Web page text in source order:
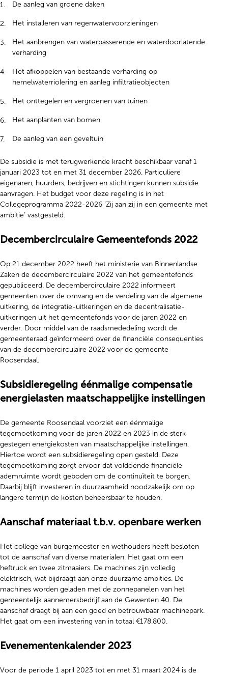
De aanleg van groene daken
Het installeren van regenwatervoorzieningen
Het aanbrengen van waterpasserende en waterdoorlatende
verharding
Het afkoppelen van bestaande verharding op
hemelwaterriolering en aanleg infiltratieobjecten
Het onttegelen en vergroenen van tuinen
Het aanplanten van bomen
De aanleg van een geveltuin
De subsidie is met terugwerkende kracht beschikbaar vanaf 1
januari 2023 tot en met 31 december 2026. Particuliere
eigenaren, huurders, bedrijven en stichtingen kunnen subsidie
aanvragen. Het budget voor deze regeling is in het
Collegeprogramma 2022-2026 ‘Zij aan zij in een gemeente met
ambitie’ vastgesteld.
Decembercirculaire Gemeentefonds 2022
Op 21 december 2022 heeft het ministerie van Binnenlandse
Zaken de decembercirculaire 2022 van het gemeentefonds
gepubliceerd. De decembercirculaire 2022 informeert
gemeenten over de omvang en de verdeling van de algemene
uitkering, de integratie-uitkeringen en de decentralisatie-
uitkeringen uit het gemeentefonds voor de jaren 2022 en
verder. Door middel van de raadsmededeling wordt de
gemeenteraad geïnformeerd over de financiële consequenties
van de decembercirculaire 2022 voor de gemeente
Roosendaal.
Subsidieregeling éénmalige compensatie
energielasten maatschappelijke instellingen
De gemeente Roosendaal voorziet een éénmalige
tegemoetkoming voor de jaren 2022 en 2023 in de sterk
gestegen energiekosten van maatschappelijke instellingen.
Hiertoe wordt een subsidieregeling open gesteld. Deze
tegemoetkoming zorgt ervoor dat voldoende financiële
ademruimte wordt geboden om de continuïteit te borgen.
Daarbij blijft investeren in duurzaamheid noodzakelijk om op
langere termijn de kosten beheersbaar te houden.
Aanschaf materiaal t.b.v. openbare werken
Het college van burgemeester en wethouders heeft besloten
tot de aanschaf van diverse materialen. Het gaat om een
heftruck en twee zitmaaiers. De machines zijn volledig
elektrisch, wat bijdraagt aan onze duurzame ambities. De
machines worden geladen met de zonnepanelen van het
gemeentelijk aannemersbedrijf aan de Gewenten 40. De
aanschaf draagt bij aan een goed en betrouwbaar machinepark.
Het gaat om een investering van in totaal €178.800.
Evenementenkalender 2023
Voor de periode 1 april 2023 tot en met 31 maart 2024 is de